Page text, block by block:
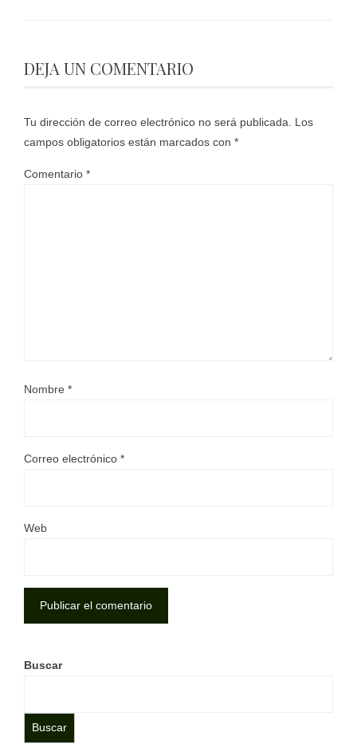
DEJA UN COMENTARIO
Tu dirección de correo electrónico no será publicada.
Los
campos obligatorios están marcados con *
Comentario *
Nombre *
Correo electrónico *
Web
Buscar
Buscar